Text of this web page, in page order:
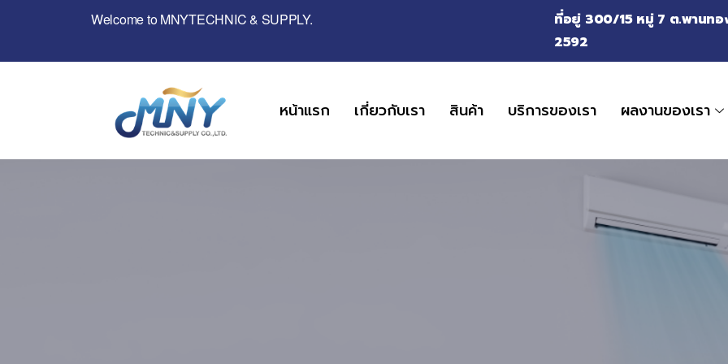
Welcome to MNYTECHNIC & SUPPLY.
ที่อยู่ 300/15 หมู่ 7 ต.พานท
2592
หน้าแรก เกี่ยวกับเรา สินค้า บริการของเรา ผลงานของเรา